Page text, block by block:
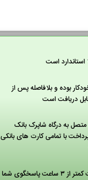
استاندارد است
بوده و بلافاصله پس از
دریافت است
به درگاه شاپرک بانک
با تمامی کارت های بانکی
پشتیبانی سایت کمتر از ۳ ساعت پاسخگوی شما